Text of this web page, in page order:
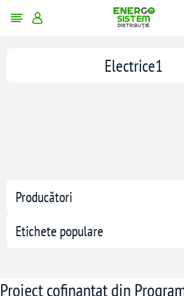
Producători
Etichete populare
Electrice1
Proiect cofinanțat din